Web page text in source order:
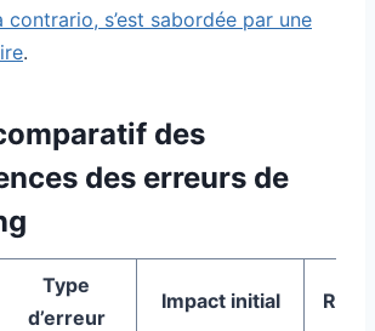
contrario, s’est sabordée par une
.
des
des erreurs de
Type
d’erreur
Impact initial